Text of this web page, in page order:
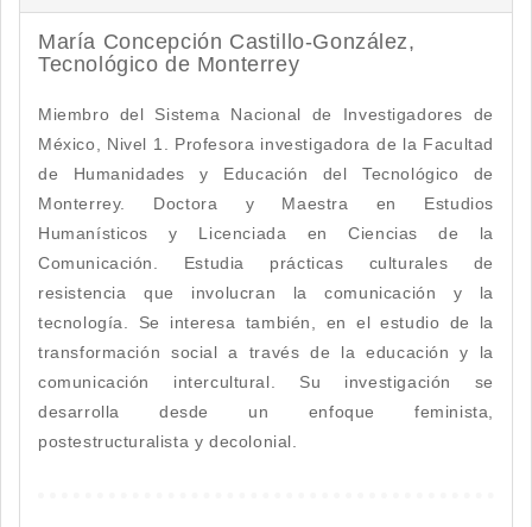
María Concepción Castillo-González,
Tecnológico de Monterrey
Miembro del Sistema Nacional de Investigadores de
México, Nivel 1. Profesora investigadora de la Facultad
de Humanidades y Educación del Tecnológico de
Monterrey. Doctora y Maestra en Estudios
Humanísticos y Licenciada en Ciencias de la
Comunicación. Estudia prácticas culturales de
resistencia que involucran la comunicación y la
tecnología. Se interesa también, en el estudio de la
transformación social a través de la educación y la
comunicación intercultural. Su investigación se
desarrolla desde un enfoque feminista,
postestructuralista y decolonial.